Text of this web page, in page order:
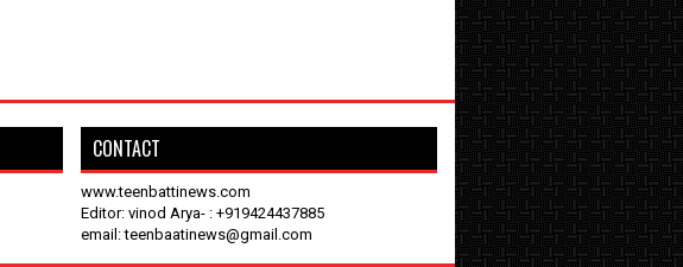
CONTACT
www.teenbattinews.com
Editor: vinod Arya- : +919424437885
email: teenbaatinews@gmail.com